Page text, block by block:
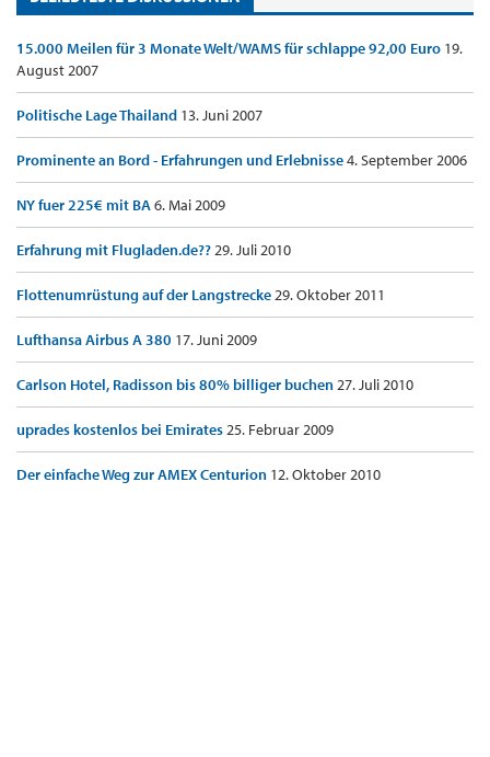
15.000 Meilen für 3 Monate Welt/WAMS für schlappe 92,00 Euro 19.
August 2007
Politische Lage Thailand 13. Juni 2007
Prominente an Bord - Erfahrungen und Erlebnisse4. September 2006
NY fuer 225€ mit BA6. Mai 2009
Erfahrung mit Flugladen.de??29. Juli 2010
Flottenumrüstung auf der Langstrecke29. Oktober 2011
Lufthansa Airbus A 380 17. Juni 2009
Carlson Hotel, Radisson bis 80% billiger buchen27. Juli 2010
uprades kostenlos bei Emirates25. Februar 2009
Der einfache Weg zur AMEX Centurion 12. Oktober 2010